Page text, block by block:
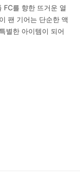
FC를 향한 뜨거운 열
팬 기어는 단순한 액
별한 아이템이 되어